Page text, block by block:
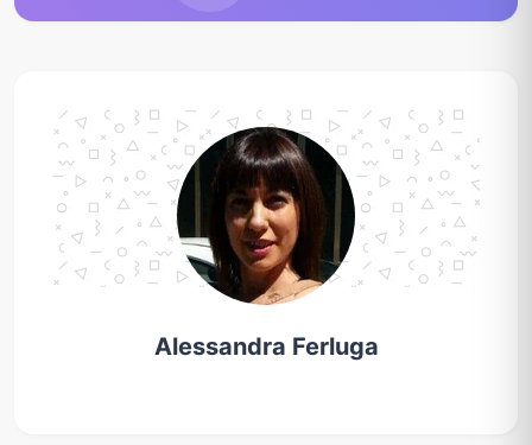
Alessandra Ferluga